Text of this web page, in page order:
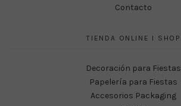
Contacto
TIENDA ONLINE I SHOP
Decoración para Fiestas
Papelería para Fiestas
Accesorios Packaging